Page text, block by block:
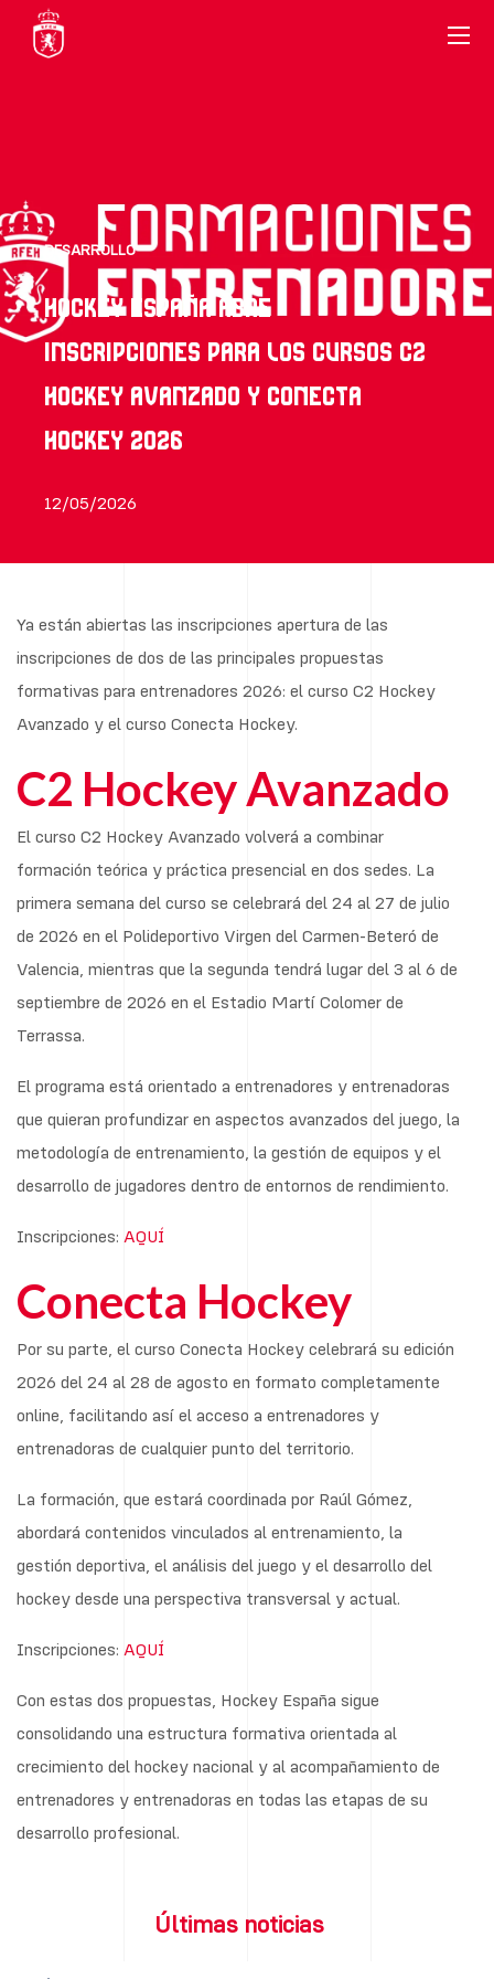
DESARROLLO
HOCKEY ESPAÑA ABRE
INSCRIPCIONES PARA LOS CURSOS C2
HOCKEY AVANZADO Y CONECTA
HOCKEY 2026
12/05/2026
Ya están abiertas las inscripciones apertura de las
inscripciones de dos de las principales propuestas
formativas para entrenadores 2026: el curso C2 Hockey
Avanzado y el curso Conecta Hockey.
C2 Hockey Avanzado
El curso C2 Hockey Avanzado volverá a combinar
formación teórica y práctica presencial en dos sedes. La
primera semana del curso se celebrará del 24 al 27 de julio
de 2026 en el Polideportivo Virgen del Carmen-Beteró de
Valencia, mientras que la segunda tendrá lugar del 3 al 6 de
septiembre de 2026 en el Estadio Martí Colomer de
Terrassa.
El programa está orientado a entrenadores y entrenadoras
que quieran profundizar en aspectos avanzados del juego, la
metodología de entrenamiento, la gestión de equipos y el
desarrollo de jugadores dentro de entornos de rendimiento.
Inscripciones: AQUÍ
Conecta Hockey
Por su parte, el curso Conecta Hockey celebrará su edición
2026 del 24 al 28 de agosto en formato completamente
online, facilitando así el acceso a entrenadores y
entrenadoras de cualquier punto del territorio.
La formación, que estará coordinada por Raúl Gómez,
abordará contenidos vinculados al entrenamiento, la
gestión deportiva, el análisis del juego y el desarrollo del
hockey desde una perspectiva transversal y actual.
Inscripciones: AQUÍ
Con estas dos propuestas, Hockey España sigue
consolidando una estructura formativa orientada al
crecimiento del hockey nacional y al acompañamiento de
entrenadores y entrenadoras en todas las etapas de su
desarrollo profesional.
Últimas noticias